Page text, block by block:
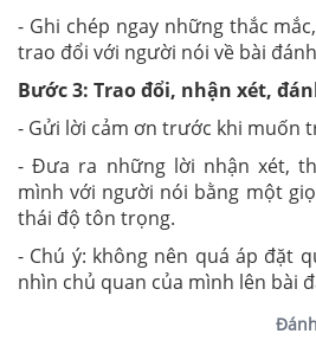
- Ghi chép ngay những thắc
trao đổi với người nói về bài
Bước 3: Trao đổi, nhận xét,
- Gửi lời cảm ơn trước khi muốn
- Đưa ra những lời nhận xét,
mình với người nói bằng một
thái độ tôn trọng.
- Chú ý: không nên quá áp đặt
nhìn chủ quan của mình lên bài